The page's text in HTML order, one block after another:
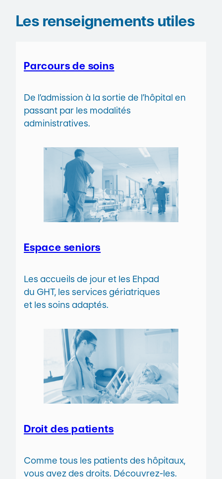
Les renseignements utiles
Parcours de soins
De l’admission à la sortie de l’hôpital en
passant par les modalités
administratives.
Espace seniors
Les accueils de jour et les Ehpad
du GHT, les services gériatriques
et les soins adaptés.
Droit des patients
Comme tous les patients des hôpitaux,
vous avez des droits. Découvrez-les.